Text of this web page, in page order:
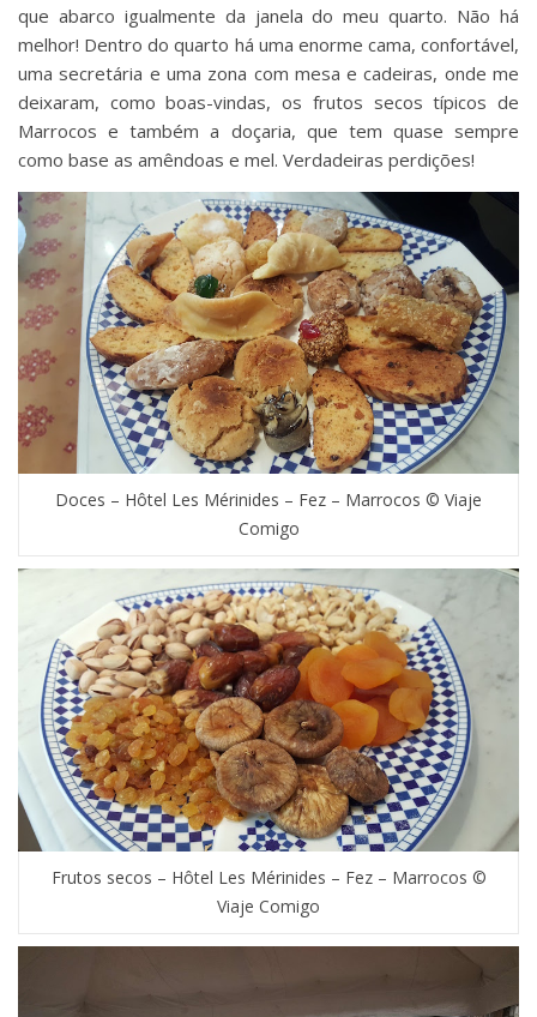
que abarco igualmente da janela do meu quarto. Não há
melhor! Dentro do quarto há uma enorme cama, confortável,
uma secretária e uma zona com mesa e cadeiras, onde me
deixaram, como boas-vindas, os frutos secos típicos de
Marrocos e também a doçaria, que tem quase sempre
como base as amêndoas e mel. Verdadeiras perdições!
Doces – Hôtel Les Mérinides – Fez – Marrocos © Viaje
Comigo
Frutos secos – Hôtel Les Mérinides – Fez – Marrocos ©
Viaje Comigo